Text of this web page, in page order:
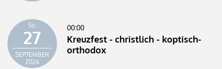
So.
27
SEPTEMBER
2026
00:00
Kreuzfest - christlich - koptisch-
orthodox